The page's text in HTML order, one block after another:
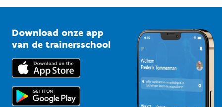
Bedrijven
Trainers en begeleiders
Topsporters
Vlaamse Trainersschool
Kennisplatform
Downloads
Voor de pers
Download onze app
van de trainersschool